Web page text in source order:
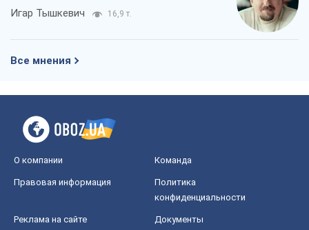
Игар Тышкевич 16,9 т.
Все мнения
О компании Команда
Правовая информация
Политика
конфиденциальности
Реклама на сайте Документы